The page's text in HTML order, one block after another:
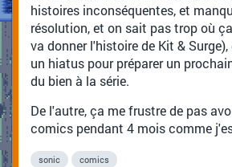
histoires inconséquentes, et
résolution, et on sait pas trop où
va donner l'histoire de Kit &
un hiatus pour préparer un
du bien à la série.
De l'autre, ça me frustre de pas
comics pendant 4 mois comme
sonic comics